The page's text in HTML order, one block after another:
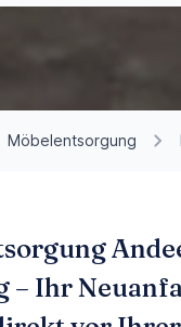
Möbelentsorgung
– Ihr